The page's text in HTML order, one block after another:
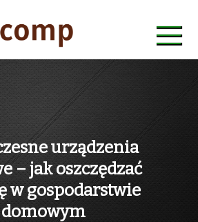
urządzenia
– jak oszczędzać
w gospodarstwie
domowym